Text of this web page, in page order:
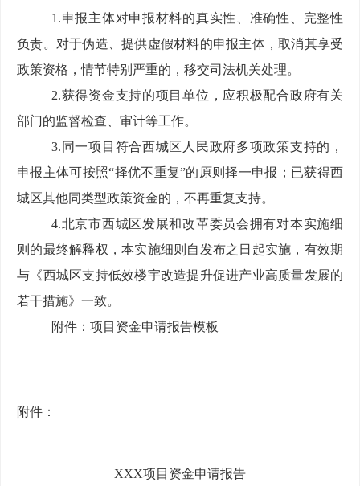
1.申报主体对申报材料的真实性、准确性、完整性
负责。对于伪造、提供虚假材料的申报主体，取消其享受
政策资格，情节特别严重的，移交司法机关处理。
2.获得资金支持的项目单位，应积极配合政府有关
部门的监督检查、审计等工作。
3. 同一项目符合西城区人民政府多项政策支持的，
申报主体可按照“择优不重复”的原则择一申报；已获得西
城区其他同类型政策资金的，不再重复支持。
4.北京市西城区发展和改革委员会拥有对本实施细
则的最终解释权，本实施细则自发布之日起实施，有效期
与《西城区支持低效楼宇改造提升促进产业高质量发展的
若干措施》一致。
附件：项目资金申请报告模板
附件：
XXX项目资金申请报告